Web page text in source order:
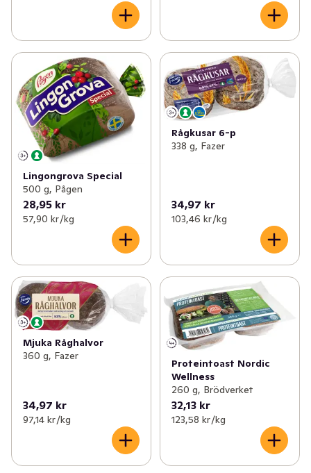
Lingongrova Special
500 g, Pågen
28,95 kr
57,90 kr /kg
Rågkusar 6-p
338 g, Fazer
34,97 kr
103,46 kr /kg
Mjuka Råghalvor
360 g, Fazer
34,97 kr
97,14 kr /kg
Proteintoast Nordic
Wellness
260 g, Brödverket
32,13 kr
123,58 kr /kg